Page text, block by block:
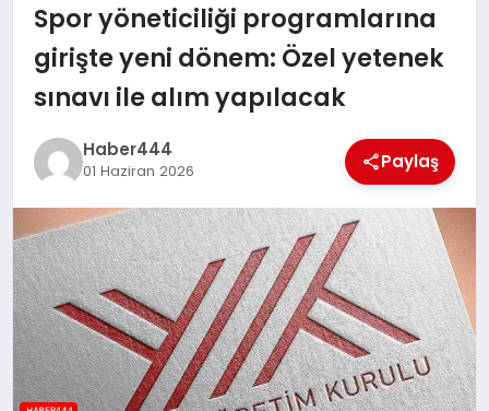
EKONOMI
SPOR
TEKNOLOJI
MAGAZIN
EGITIM
YAŞAM
Spor yöneticiliği programlarına
girişte yeni dönem: Özel yetenek
sınavı ile alım yapılacak
Haber444
01 Haziran 2026 Paylaş